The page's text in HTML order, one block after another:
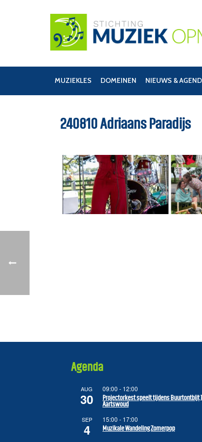
MUZIEKLES DOMEINEN NIEUWS &
240810 Adriaans Paradijs
Agenda
AUG
30
09:00 - 12:00
Projectorkest speelt tijdens Buurtontbijt
Aartswoud
SEP
4
15:00 - 17:00
Muzikale Wandeling Zomerpop